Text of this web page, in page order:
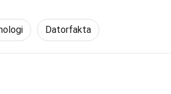
Datorfakta